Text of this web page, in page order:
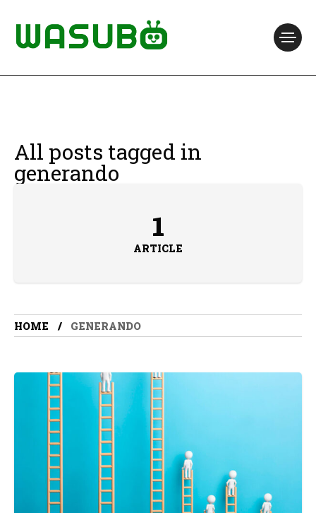
All posts tagged in
generando
1
ARTICLE
HOME GENERANDO